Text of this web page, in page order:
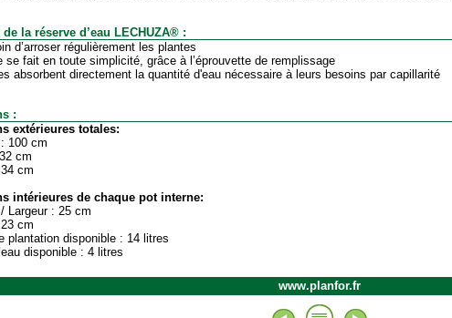
la réserve d’eau LECHUZA® :
d’arroser régulièrement les plantes
se fait en toute simplicité, grâce à l’éprouvette de remplissage
absorbent directement la quantité d'eau nécessaire à leurs besoins par capillarité
:
extérieures totales:
100 cm
cm
cm
intérieures de chaque pot interne:
Largeur : 25 cm
cm
plantation disponible : 14 litres
disponible : 4 litres
www.planfor.fr